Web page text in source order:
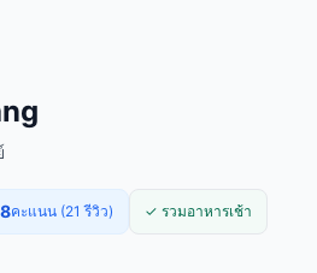
คะแนน (21 รีวิว) ✓ รวมอาหารเช้า